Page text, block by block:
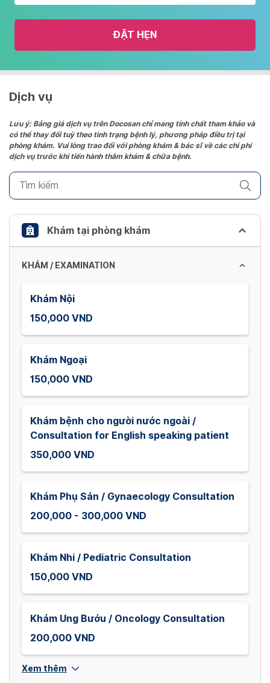
with
the
and
date.
the
question
mark
to
keyboard
shortcuts
changing
ĐẶT HẸN
Dịch vụ
Lưu ý: Bảng giá dịch vụ trên Docosan chỉ mang tính chất tham khảo và
có thể thay đổi tuỳ theo tình trạng bệnh lý, phương pháp điều trị tại
phòng khám. Vui lòng trao đổi với phòng khám & bác sĩ về các chi phí
dịch vụ trước khi tiến hành thăm khám & chữa bệnh.
Khám tại phòng khám
KHÁM / EXAMINATION
Khám Nội
150,000 VND
Khám Ngoại
150,000 VND
Khám bệnh cho người nước ngoài /
Consultation for English speaking patient
350,000 VND
Khám Phụ Sản / Gynaecology Consultation
200,000 - 300,000 VND
Khám Nhi / Pediatric Consultation
150,000 VND
Khám Ung Bướu / Oncology Consultation
200,000 VND
Xem thêm